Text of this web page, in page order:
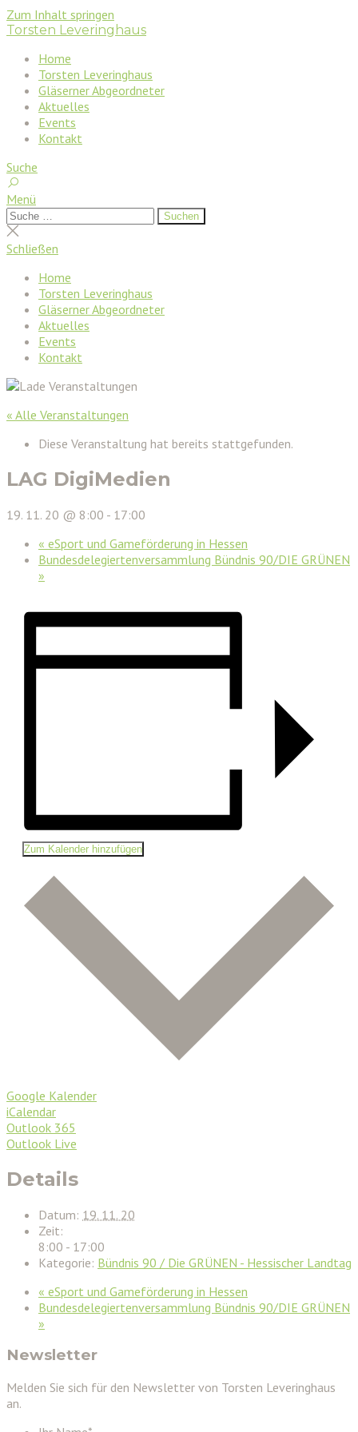
Zum Inhalt springen
Torsten Leveringhaus
Home
Torsten Leveringhaus
Gläserner Abgeordneter
Aktuelles
Events
Kontakt
Suche
Menü
Suchen
nach:
Suchen
Suche
schließen
Schließen
Home
Torsten Leveringhaus
Gläserner Abgeordneter
Aktuelles
Events
Kontakt
« Alle Veranstaltungen
Diese Veranstaltung hat bereits stattgefunden.
LAG DigiMedien
19. 11. 20 @ 8:00 - 17:00
« eSport und Gameförderung in Hessen
Bundesdelegiertenversammlung Bündnis 90/DIE GRÜNEN
»
Zum Kalender hinzufügen
Google Kalender
iCalendar
Outlook 365
Outlook Live
Details
Datum: 19. 11. 20
Zeit:
8:00 - 17:00
Kategorie: Bündnis 90 / Die GRÜNEN - Hessischer Landtag
« eSport und Gameförderung in Hessen
Bundesdelegiertenversammlung Bündnis 90/DIE GRÜNEN
»
Newsletter
Melden Sie sich für den Newsletter von Torsten Leveringhaus
an.